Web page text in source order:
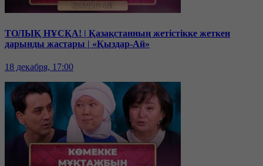
ТОЛЫҚ НҰСҚА! | Қазақстанның жетістікке жеткен
дарынды жастары | «Қыздар-Ай»
18 декабря, 17:00